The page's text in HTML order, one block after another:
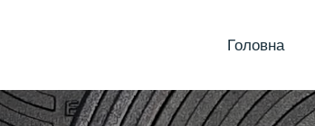
Головна